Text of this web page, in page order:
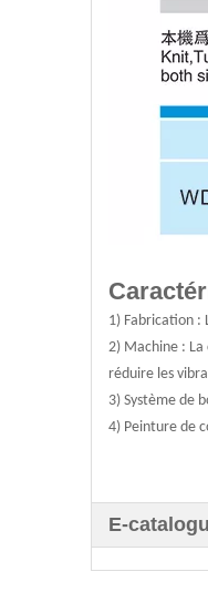
1) Fabrication :
2) Machine :
réduire les
3) Système de
4) Peinture de
E-